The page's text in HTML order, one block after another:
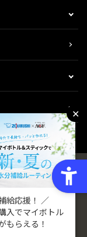
会員規約
✕
給応援！ ／
入でマイボトル
もらえる！